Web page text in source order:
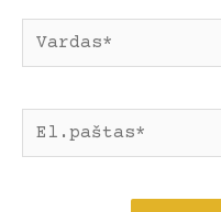
Pavadinimas*
El.paštas*